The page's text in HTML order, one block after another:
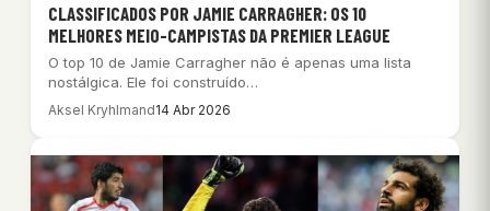
CLASSIFICADOS POR JAMIE CARRAGHER: OS 10
MELHORES MEIO-CAMPISTAS DA PREMIER LEAGUE
O top 10 de Jamie Carragher não é apenas uma lista
nostálgica. Ele foi construído…
Aksel Kryhlmand14 Abr 2026